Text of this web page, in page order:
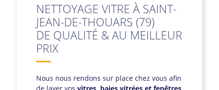
NETTOYAGE VITRE À SAINT-
JEAN-DE-THOUARS (79)
DE QUALITÉ & AU MEILLEUR
PRIX
Nous nous rendons sur place chez vous afin